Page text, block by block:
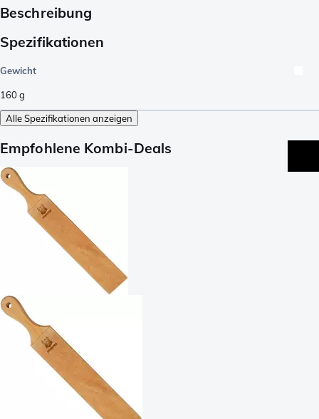
Beschreibung
Spezifikationen
Gewicht
160g
Alle Spezifikationen anzeigen
Empfohlene Kombi-Deals